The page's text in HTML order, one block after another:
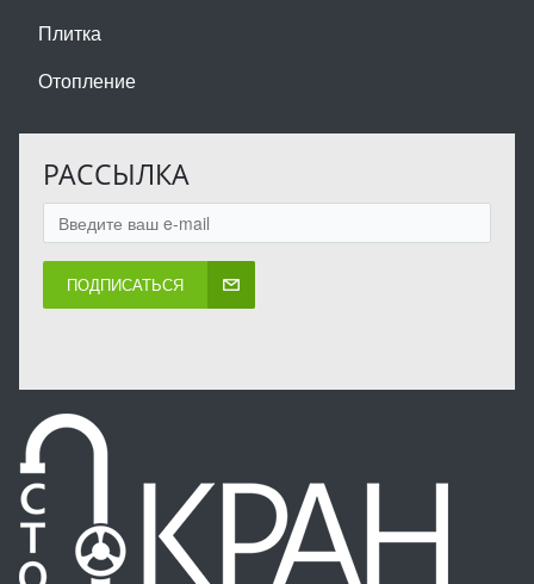
Плитка
Отопление
РАССЫЛКА
ПОДПИСАТЬСЯ